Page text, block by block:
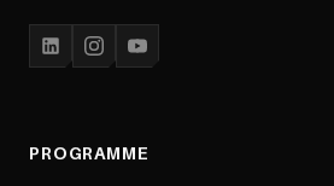
PROGRAMME